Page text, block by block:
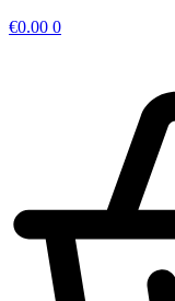
€0.00 0